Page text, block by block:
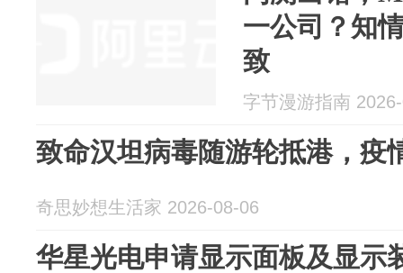
一公司？知
致
字节漫游指南
致命汉坦病毒随游轮抵港，疫
奇思妙想生活家 2026-08-06
华星光电申请显示面板及显示